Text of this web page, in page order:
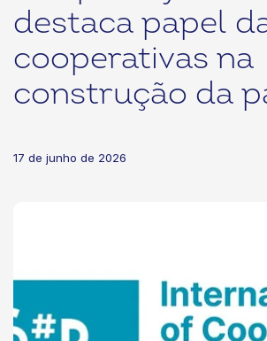
destaca papel
cooperativas na
construção da
17 de junho de 2026